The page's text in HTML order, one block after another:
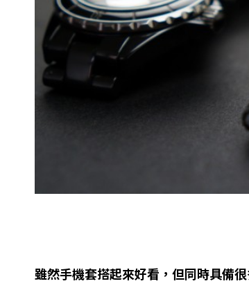
雖然手機套搭起來好看，但同時具備很